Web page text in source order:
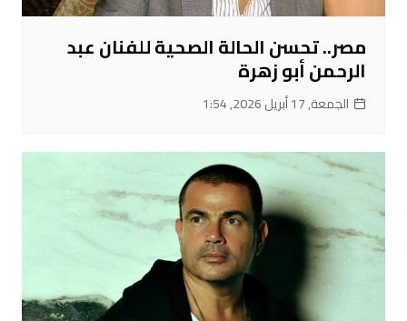
مصر.. تحسن الحالة الصحية للفنان عبد
الرحمن أبو زهرة
الجمعة, 17 أبريل 2026, 1:54